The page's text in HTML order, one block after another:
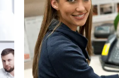
Dattilografia)